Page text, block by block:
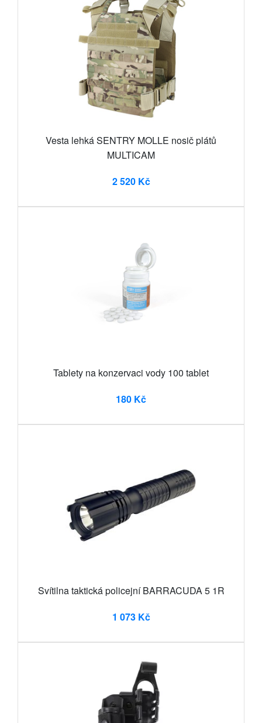
Vesta lehká SENTRY MOLLE nosič plátů
MULTICAM
2 520 Kč
Tablety na konzervaci vody 100 tablet
180 Kč
Svítilna taktická policejní BARRACUDA 5 1R
1 073 Kč